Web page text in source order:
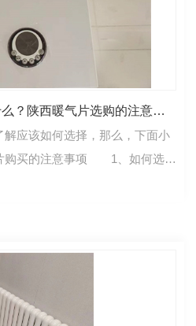
暖气片选购时应该注意什么？陕西暖气片选购的注意要点
应该如何选择，那么，下面小
购买的注意事项 1、如何选购
量合格的暖气片标志齐…